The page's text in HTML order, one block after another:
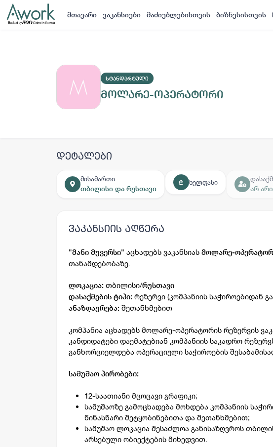
მთავარი ვაკანსიები მაძიებლებისთვის ბიზნესისთვის
ᲡᲢᲐᲜᲓᲐᲠᲢᲣᲚᲘ
მოლარე-ოპერატორი
დეტალები
მისამართი
თბილისი და რუსთავი
₾ ხელფასი
არ
ვაკანსიის აღწერა
"მანი მუვერსი" აცხადებს ვაკანსიას მოლარე-
თანამდებობაზე.
ლოკაცია: თბილისი/რუსთავი
დასაქმების ტიპი: რეზერვი (კომპანიის საჭიროებიდან
ანაზღაურება: შეთანხმებით
კომპანია აცხადებს მოლარე-ოპერატორის რეზერვის
კანდიდატები დაემატებიან კომპანიის საკადრო
განხორციელდება ოპერაციული საჭიროების
სამუშაო პირობები:
12-საათიანი მცოცავი გრაფიკი;
სამუშაოზე გამოცხადება მოხდება კომპანიის
წინასწარი შეტყობინებითა და შეთანხმებით;
სამუშაო ლოკაცია შესაძლოა განისაზღვროს
არსებული ობიექტების მიხედვით.